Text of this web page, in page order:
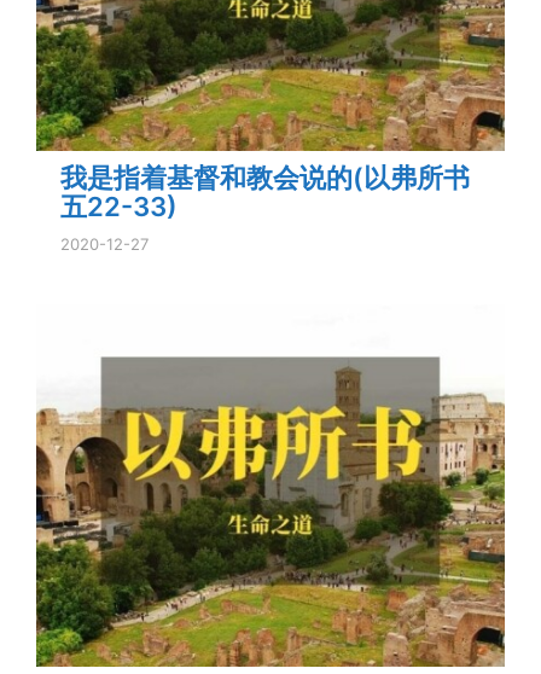
我是指着基督和教会说的(以弗所书
五22-33)
2020-12-27